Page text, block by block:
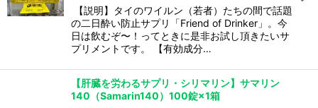
【説明】タイのワイルン（若者）たちの間で話題
の二日酔い防止サプリ「Friend of Drinker」。今
日は飲むぞ〜！ってときに是非お試し頂きたいサ
プリメントです。 【有効成分…
【肝臓を労わるサプリ・シリマリン】サマリン
140（Samarin140）100錠×1箱